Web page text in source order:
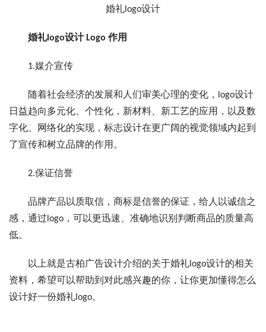
婚礼logo设计
婚礼logo设计 Logo 作用
1.媒介宣传
随着社会经济的发展和人们审美心理的变化，logo设计
日益趋向多元化、个性化，新材料、新工艺的应用，以及数
字化、网络化的实现，标志设计在更广阔的视觉领域内起到
了宣传和树立品牌的作用。
2.保证信誉
品牌产品以质取信，商标是信誉的保证，给人以诚信之
感，通过logo，可以更迅速、准确地识别判断商品的质量高
低。
以上就是古柏广告设计介绍的关于婚礼logo设计的相关
资料，希望可以帮助到对此感兴趣的你，让你更加懂得怎么
设计好一份婚礼logo。